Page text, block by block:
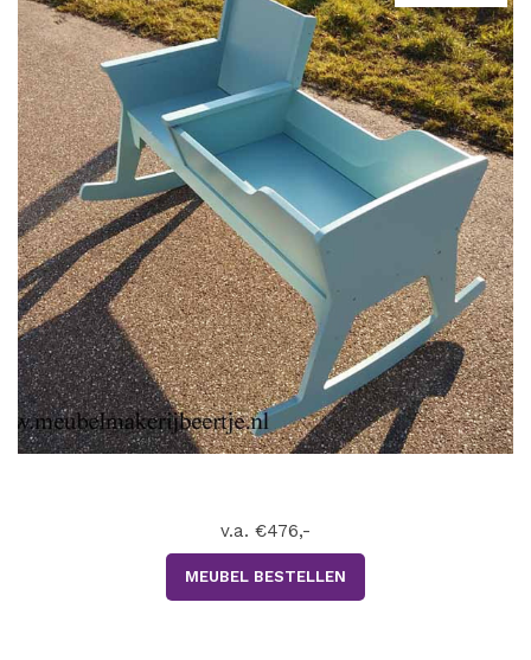
v.a. €476,-
MEUBEL BESTELLEN